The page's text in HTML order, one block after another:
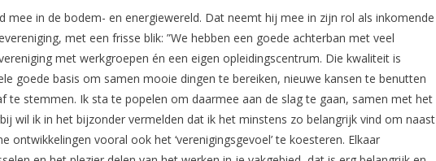
mee in de bodem- en energiewereld. Dat neemt hij mee in zijn rol als inkomende
met een frisse blik: ”We hebben een goede achterban met veel
met werkgroepen én een eigen opleidingscentrum. Die kwaliteit is
goede basis om samen mooie dingen te bereiken, nieuwe kansen te benutten
te stemmen. Ik sta te popelen om daarmee aan de slag te gaan, samen met het
wil ik in het bijzonder vermelden dat ik het minstens zo belangrijk vind om naast
ontwikkelingen vooral ook het ‘verenigingsgevoel’ te koesteren. Elkaar